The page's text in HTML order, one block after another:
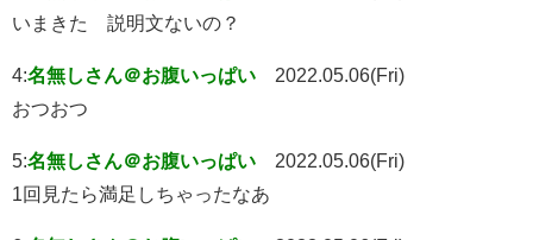
いまきた 説明文ないの？
4:名無しさん＠お腹いっぱい
2022.05.06(Fri)
おつおつ
5:名無しさん＠お腹いっぱい
2022.05.06(Fri)
1回見たら満足しちゃったなあ